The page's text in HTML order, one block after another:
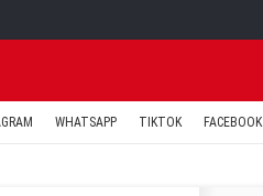
WHATSAPP TIKTOK FACEBOOK